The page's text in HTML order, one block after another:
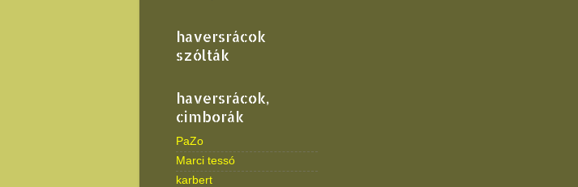
haversrácok
szólták
haversrácok,
cimborák
PaZo
Marci tessó
karbert